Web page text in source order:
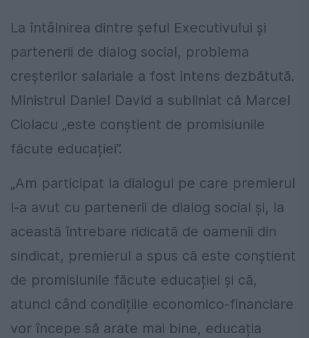
La întâlnirea dintre șeful Executivului și
partenerii de dialog social, problema
creșterilor salariale a fost intens dezbătută.
Ministrul Daniel David a subliniat că Marcel
Ciolacu „este conștient de promisiunile
făcute educației”.
„Am participat la dialogul pe care premierul
l-a avut cu partenerii de dialog social și, la
această întrebare ridicată de oamenii din
sindicat, premierul a spus că este conștient
de promisiunile făcute educației și că,
atunci când condițiile economico-financiare
vor începe să arate mai bine, educația